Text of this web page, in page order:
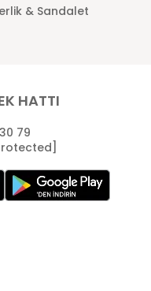
& Sandalet
HATTI
79